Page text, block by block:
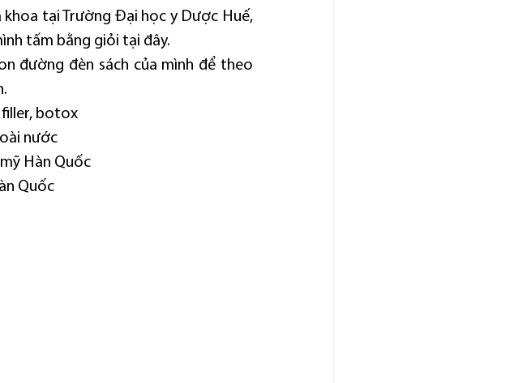
khoa tại Trường Đại học y Dược Huế,
tấm bằng giỏi tại đây.
đường đèn sách của mình để theo
filler, botox
nước
Hàn Quốc
Quốc